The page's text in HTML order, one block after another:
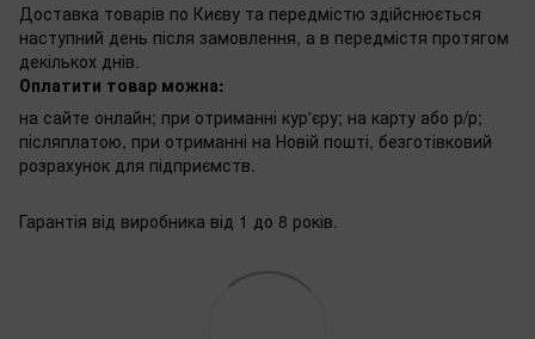
Доставка товарів по Києву та передмістю здійснюється
наступний день після замовлення, а в передмістя протягом
декількох днів.
Оплатити товар можна:
на сайте онлайн; при отриманні кур'єру; на карту або р/р;
післяплатою, при отриманні на Новій пошті, безготівковий
розрахунок для підприємств.
Гарантія від виробника від 1 до 8 років.